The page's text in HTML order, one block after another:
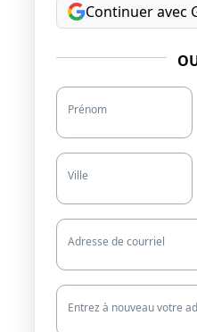
Continuer avec
Prénom
Ville
Adresse de courriel
Entrez à nouveau votre